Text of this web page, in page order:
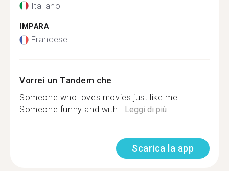
Italiano
IMPARA
Francese
Vorrei un Tandem che
Someone who loves movies just like me.
Someone funny and with...Leggi di più
Scarica la app